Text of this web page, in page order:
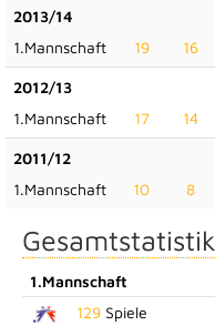
2013/14
1.Mannschaft
19 16
2012/13
1.Mannschaft
17 14
2011/12
1.Mannschaft
10 8
Gesamtstatistik
1.Mannschaft
129 Spiele